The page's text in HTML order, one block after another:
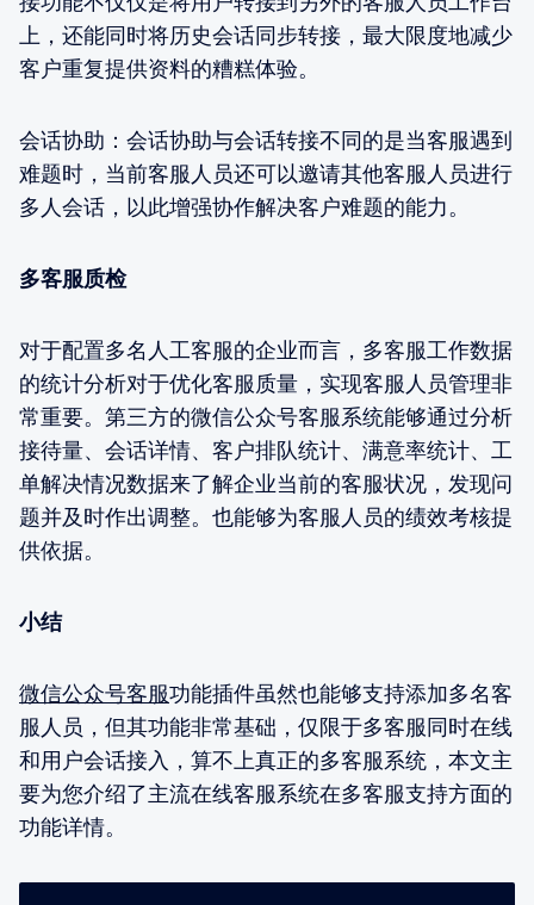
上，还能同时将历史会话同步转接，最大限度地减少
客户重复提供资料的糟糕体验。
会话协助：会话协助与会话转接不同的是当客服遇到
难题时，当前客服人员还可以邀请其他客服人员进行
多人会话，以此增强协作解决客户难题的能力。
多客服质检
对于配置多名人工客服的企业而言，多客服工作数据
的统计分析对于优化客服质量，实现客服人员管理非
常重要。第三方的微信公众号客服系统能够通过分析
接待量、会话详情、客户排队统计、满意率统计、工
单解决情况数据来了解企业当前的客服状况，发现问
题并及时作出调整。也能够为客服人员的绩效考核提
供依据。
小结
微信公众号客服功能插件虽然也能够支持添加多名客
服人员，但其功能非常基础，仅限于多客服同时在线
和用户会话接入，算不上真正的多客服系统，本文主
要为您介绍了主流在线客服系统在多客服支持方面的
功能详情。